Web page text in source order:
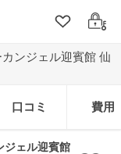
クリップ
ログ
ンジェル迎賓館 仙
口コミ 費用
ジェル迎賓館